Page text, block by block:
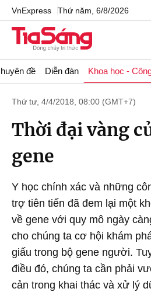
VnExpress Thứ năm, 6/8/2026
đề Diễn đàn Khoa học -
Thứ tư, 4/4/2018, 08:00 (GMT+7)
Thời đại vàng
gene
Y học chính xác và những
trợ tiên tiến đã đem lại một
về gene với quy mô ngày
cho chúng ta cơ hội khám
giấu trong bộ gene người.
điều đó, chúng ta cần phải
cản trong khai thác và xử lý